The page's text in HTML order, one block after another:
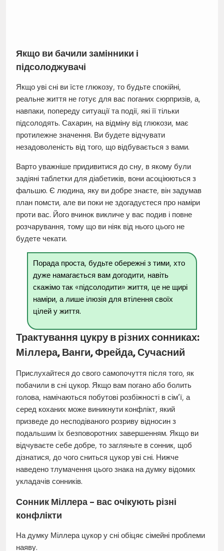
Якщо ви бачили замінники і
підсолоджувачі
Якщо уві сні ви їсте глюкозу, то будьте спокійні,
реальне життя не готує для вас поганих сюрпризів, а,
навпаки, попереду ситуації та події, які її тільки
підсолодять. Сахарин, на відміну від глюкози, має
протилежне значення. Ви будете відчувати
незадоволеність від того, що відбувається з вами.
Варто уважніше придивитися до сну, в якому були
задіяні таблетки для діабетиків, вони асоціюються з
фальшю. Є людина, яку ви добре знаєте, він задумав
план помсти, але ви поки не здогадуєтеся про наміри
проти вас. Його вчинок викличе у вас подив і повне
розчарування, тому що ви ніяк від нього цього не
будете чекати.
Порада проста, будьте обережні з тими, хто
дуже намагається вам догодити, навіть
скажімо так «підсолодити» життя, це не щирі
наміри, а лише ілюзія для втілення своїх
цілей у життя.
Трактування цукру в різних сонниках:
Міллера, Ванги, Фрейда, Сучасний
Прислухайтеся до свого самопочуття після того, як
побачили в сні цукор. Якщо вам погано або болить
голова, намічаються побутові розбіжності в сім’ї, а
серед коханих може виникнути конфлікт, який
призведе до несподіваного розриву відносин з
подальшим їх безповоротних завершенням. Якщо ви
відчуваєте себе добре, то загляньте в сонник, щоб
дізнатися, до чого сниться цукор уві сні. Нижче
наведено тлумачення цього знака на думку відомих
укладачів сонників.
Сонник Міллера – вас очікують різні
конфлікти
На думку Міллера цукор у сні обіцяє сімейні проблеми
наяву.